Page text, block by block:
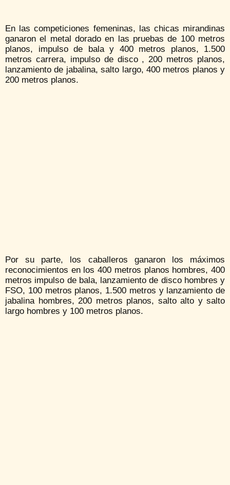
En las competiciones femeninas, las chicas mirandinas
ganaron el metal dorado en las pruebas de 100 metros
planos, impulso de bala y 400 metros planos, 1.500
metros carrera, impulso de disco , 200 metros planos,
lanzamiento de jabalina, salto largo, 400 metros planos y
200 metros planos.
Por su parte, los caballeros ganaron los máximos
reconocimientos en los 400 metros planos hombres, 400
metros impulso de bala, lanzamiento de disco hombres y
FSO, 100 metros planos, 1.500 metros y lanzamiento de
jabalina hombres, 200 metros planos, salto alto y salto
largo hombres y 100 metros planos.